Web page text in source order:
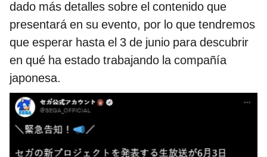
dado más detalles sobre el contenido que
presentará en su evento, por lo que tendremos
que esperar hasta el 3 de junio para descubrir
en qué ha estado trabajando la compañía
japonesa.